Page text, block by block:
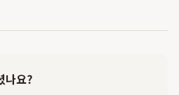
나요?